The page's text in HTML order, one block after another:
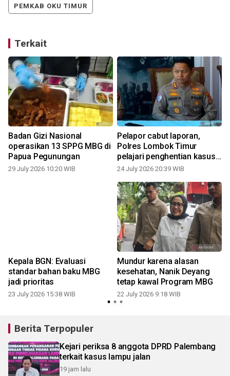
PEMKAB OKU TIMUR
Terkait
Badan Gizi Nasional
operasikan 13 SPPG MBG di
Papua Pegunungan
29 July 2026 10:20 WIB
Pelapor cabut laporan,
Polres Lombok Timur
pelajari penghentian kasus
penipuan dapur MBG
24 July 2026 20:39 WIB
Kepala BGN: Evaluasi
standar bahan baku MBG
jadi prioritas
23 July 2026 15:38 WIB
Mundur karena alasan
kesehatan, Nanik Deyang
tetap kawal Program MBG
22 July 2026 9:18 WIB
Berita Terpopuler
Kejari periksa 8 anggota DPRD Palembang
terkait kasus lampu jalan
19 jam lalu